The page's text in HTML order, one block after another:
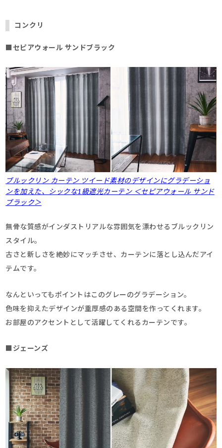
コンクリ
■セピアウォール サンドブラック
ブルックリン カーテン ツイード素材のデザインにグラデーショ
ンを加えた、シックな1級遮光カーテン ＜セピアウォール サンド
ブラック＞
無骨な質感がインダストリアルな雰囲気を漂わせるブルックリン
スタイル。
古さと新しさを絶妙にマッチさせ、カーテンに落とし込んだアイ
テムです。
なんといってもポイントはこのグレーのグラデーション。
色味を抑えたデザインが重厚感のある空間を作ってくれます。
お部屋のアクセントとして活躍してくれるカーテンです。
■ジェーンズ